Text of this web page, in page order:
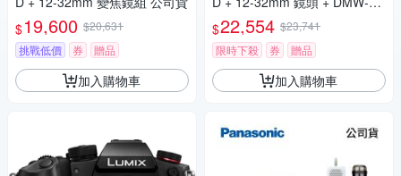
$19,600 $20,631
挑戰低價
券 贈品
加入購物車
GR2 三腳架握把組 公司貨
$22,554 $23,741
限時下殺
券 贈品
加入購物車